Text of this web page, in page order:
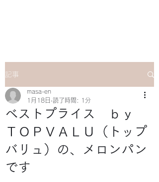
記事
ベストプライス ｂｙ
ＴＯＰＶＡＬＵ（トップ
バリュ）の、メロンパン
です
masa-en
1月18日 読了時間: 1分